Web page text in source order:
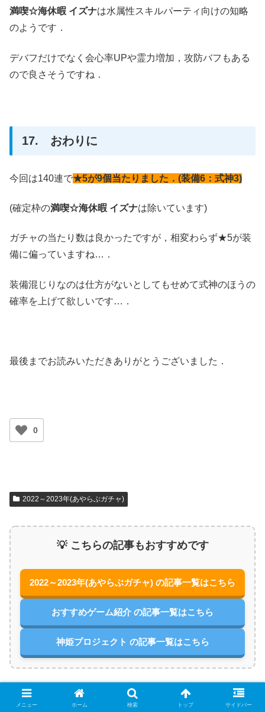
満喫☆海休暇 イズナは水属性スキルパーティ向けの知略
のようです．
デバフだけでなく会心率UPや霊力増加，攻防バフもある
ので良さそうですね．
17. おわりに
今回は140連で★5が9個当たりました．(装備6：式神3)
(確定枠の満喫☆海休暇 イズナは除いています)
ガチャの当たり数は良かったですが，相変わらず★5が装
備に偏っていますね…．
装備混じりなのは仕方がないとしてもせめて式神のほうの
確率を上げて欲しいです…．
最後までお読みいただきありがとうございました．
0
2022～2023年(あやらぶガチャ)
💡 こちらの記事もおすすめです
2022～2023年(あやらぶガチャ) の記事一覧はこちら
おすすめゲーム紹介 の記事一覧はこちら
神姫プロジェクト の記事一覧はこちら
シェアする
メニュー ホーム 検索 トップ サイドバー